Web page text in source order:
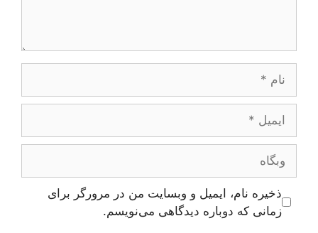
وبگاه
ذخیره نام، ایمیل و وبسایت من در مرورگر برای
زمانی که دوباره دیدگاهی می‌نویسم.